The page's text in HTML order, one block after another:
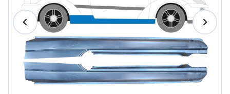
Lietuvių
Hrvatski
Português
Slovenian